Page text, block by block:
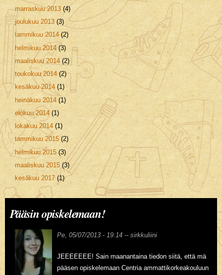
marraskuu 2013(4)
joulukuu 2013(3)
tammikuu 2014(2)
helmikuu 2014(3)
maaliskuu 2014(2)
toukokuu 2014(2)
kesäkuu 2014(1)
heinäkuu 2014(1)
elokuu 2014(1)
lokakuu 2014(1)
tammikuu 2015(2)
helmikuu 2015(3)
maaliskuu 2015(3)
kesäkuu 2017(1)
Pääsin opiskelemaan!
Pe, 05/07/2013 - 19:14 -- sirkkuliini
JEEEEEEE! Sain maanantaina tiedon siitä, että mä
pääsen opiskelemaan Centria ammattikorkeakouluun